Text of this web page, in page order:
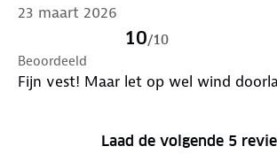
23 maart 2026
10/10
Beoordeeld
Fijn vest! Maar let op wel wind
Laad de volgende 5